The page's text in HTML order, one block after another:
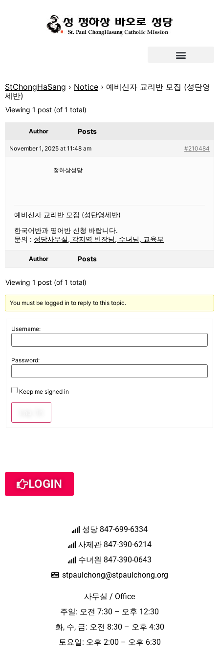
StChongHaSang › Notice › 예비신자 교리반 모집 (성탄영
세반)
Viewing 1 post (of 1 total)
Author Posts
November 1, 2025 at 11:48 am #210484
정하상성당
예비신자 교리반 모집 (성탄영세반)
한국어반과 영어반 신청 바랍니다.
문의 : 성당사무실, 각지역 반장님, 수녀님, 교육부
Author Posts
Viewing 1 post (of 1 total)
You must be logged in to reply to this topic.
Username:
Password:
Keep me signed in
LOGIN
성당 847-699-6334
사제관 847-390-6214
수녀원 847-390-0643
stpaulchong@stpaulchong.org
사무실 / Office
주일: 오전 7:30 – 오후 12:30
화, 수, 금: 오전 8:30 – 오후 4:30
토요일: 오후 2:00 – 오후 6:30